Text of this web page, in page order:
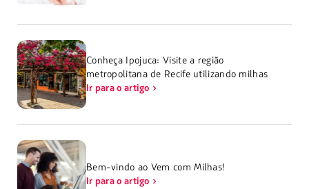
Conheça Ipojuca: Visite a região
metropolitana de Recife utilizando milhas
Ir para o artigo
Bem-vindo ao Vem com Milhas!
Ir para o artigo